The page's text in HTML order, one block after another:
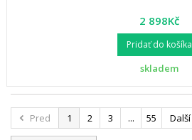
2 898Kč
Pridať do košíka
skladem
Pred 1 2 3 ... 55 Další